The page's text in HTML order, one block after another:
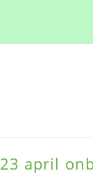
april